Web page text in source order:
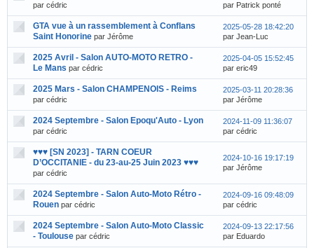
par cédric
par Patrick ponté
GTA vue à un rassemblement à Conflans
Saint Honorine par Jérôme
2025-05-28 18:42:20
par Jean-Luc
2025 Avril - Salon AUTO-MOTO RETRO -
Le Mans par cédric
2025-04-05 15:52:45
par eric49
2025 Mars - Salon CHAMPENOIS - Reims
par cédric
2025-03-11 20:28:36
par Jérôme
2024 Septembre - Salon Epoqu'Auto - Lyon
par cédric
2024-11-09 11:36:07
par cédric
♥♥♥ [SN 2023] - TARN COEUR
D’OCCITANIE - du 23-au-25 Juin 2023 ♥♥♥
par cédric
2024-10-16 19:17:19
par Jérôme
2024 Septembre - Salon Auto-Moto Rétro -
Rouen par cédric
2024-09-16 09:48:09
par cédric
2024 Septembre - Salon Auto-Moto Classic
- Toulouse par cédric
2024-09-13 22:17:56
par Eduardo